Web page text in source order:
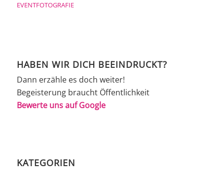
EVENTFOTOGRAFIE
HABEN WIR DICH BEEINDRUCKT?
Dann erzähle es doch weiter!
Begeisterung braucht Öffentlichkeit
Bewerte uns auf Google
KATEGORIEN